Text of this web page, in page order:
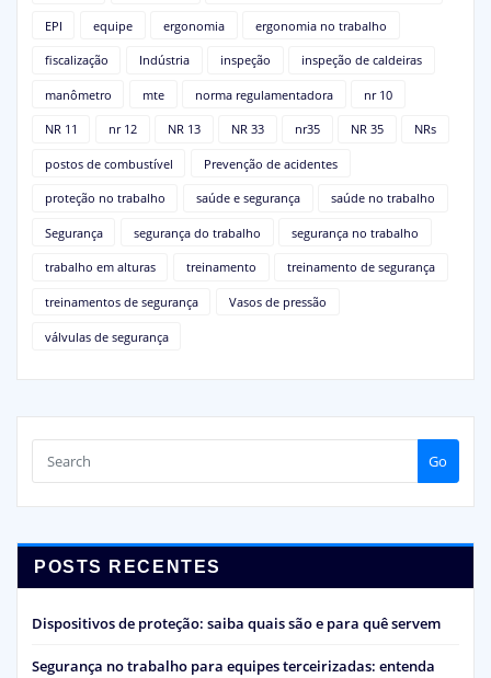
EPI equipe ergonomia ergonomia no trabalho
fiscalização Indústria inspeção inspeção de caldeiras
manômetro mte norma regulamentadora nr 10
NR 11 nr 12 NR 13 NR 33 nr35 NR 35 NRs
postos de combustível Prevenção de acidentes
proteção no trabalho saúde e segurança saúde no trabalho
Segurança segurança do trabalho segurança no trabalho
trabalho em alturas treinamento treinamento de segurança
treinamentos de segurança Vasos de pressão
válvulas de segurança
Go
POSTS RECENTES
Dispositivos de proteção: saiba quais são e para quê servem
Segurança no trabalho para equipes terceirizadas: entenda